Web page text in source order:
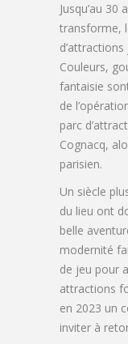
Jusqu’au
transforme,
Couleurs,
fantaisie
de
parc
Cognacq,
parisien.
Un siècle
du lieu ont
belle
modernité
de jeu pour
attractions
en 2023 un
inviter à